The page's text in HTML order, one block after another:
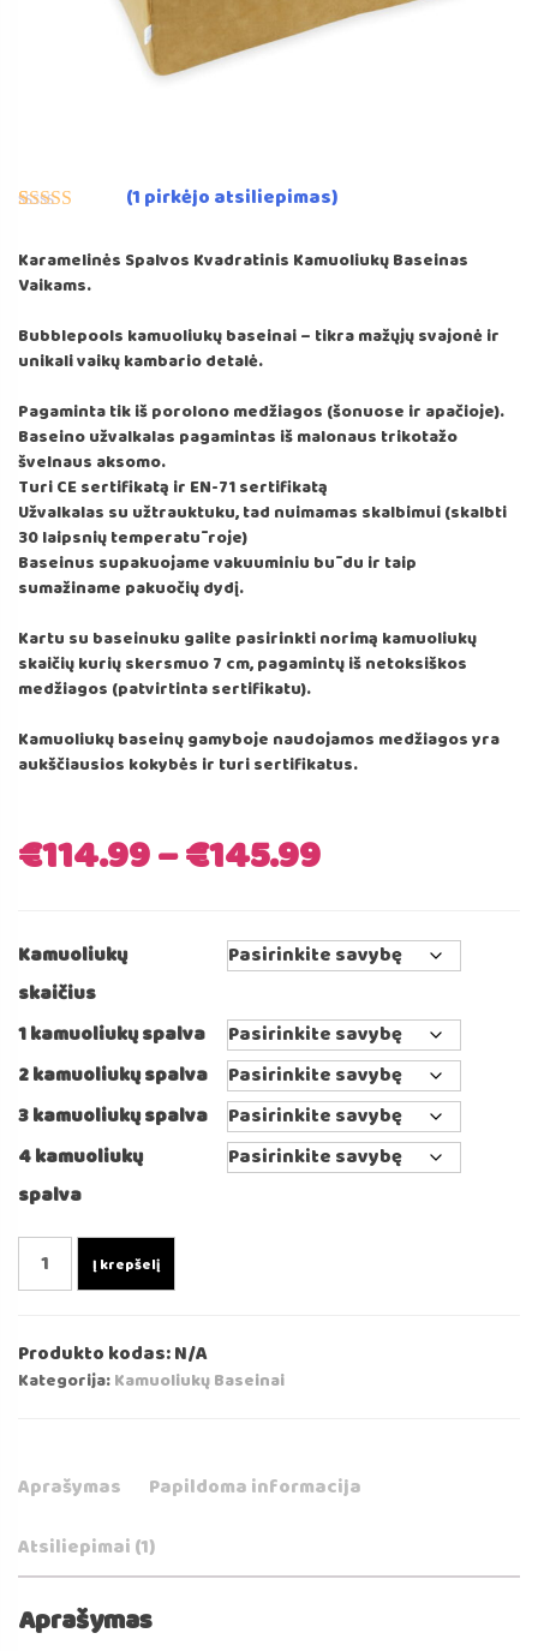
(viso
įvertinimų:
(1 pirkėjo atsiliepimas)
Karamelinės Spalvos Kvadratinis Kamuoliukų Baseinas
Vaikams.
Bubblepools kamuoliukų baseinai – tikra mažųjų svajonė ir
unikali vaikų kambario detalė.
Pagaminta tik iš porolono medžiagos (šonuose ir apačioje).
Baseino užvalkalas pagamintas iš malonaus trikotažo
švelnaus aksomo.
Turi CE sertifikatą ir EN-71 sertifikatą
Užvalkalas su užtrauktuku, tad nuimamas skalbimui (skalbti
30 laipsnių temperatūroje)
Baseinus supakuojame vakuuminiu būdu ir taip
sumažiname pakuočių dydį.
Kartu su baseinuku galite pasirinkti norimą kamuoliukų
skaičių kurių skersmuo 7 cm, pagamintų iš netoksiškos
medžiagos (patvirtinta sertifikatu).
Kamuoliukų baseinų gamyboje naudojamos medžiagos yra
aukščiausios kokybės ir turi sertifikatus.
€114.99–€145.99
Kamuoliukų
skaičius
1 kamuoliukų spalva
2 kamuoliukų spalva
3 kamuoliukų spalva
4 kamuoliukų
spalva
kiekis:
Baseinas
90x90x40cm
Į krepšelį
Produkto kodas:N/A
Kategorija:Kamuoliukų Baseinai
Aprašymas
Papildoma informacija
Atsiliepimai (1)
Aprašymas